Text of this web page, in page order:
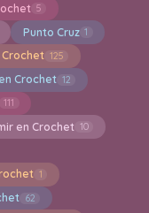
5
Punto Cruz 1
Crochet 125
Crochet 12
111
en Crochet 10
1
62